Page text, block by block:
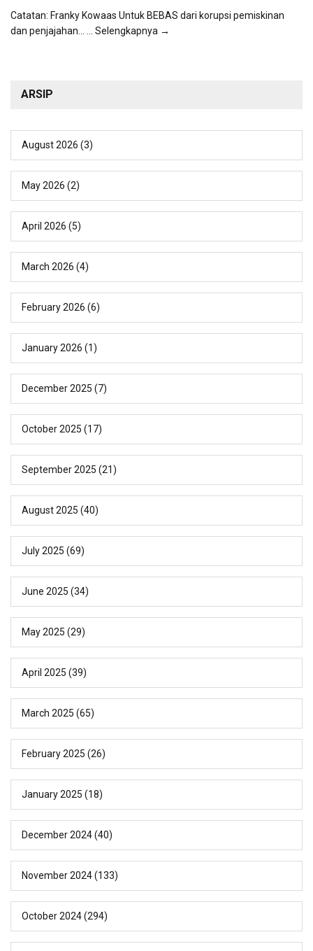
Catatan: Franky Kowaas Untuk BEBAS dari korupsi pemiskinan
dan penjajahan...
... Selengkapnya →
ARSIP
August 2026 (3)
May 2026 (2)
April 2026 (5)
March 2026 (4)
February 2026 (6)
January 2026 (1)
December 2025 (7)
October 2025 (17)
September 2025 (21)
August 2025 (40)
July 2025 (69)
June 2025 (34)
May 2025 (29)
April 2025 (39)
March 2025 (65)
February 2025 (26)
January 2025 (18)
December 2024(40)
November 2024(133)
October 2024(294)